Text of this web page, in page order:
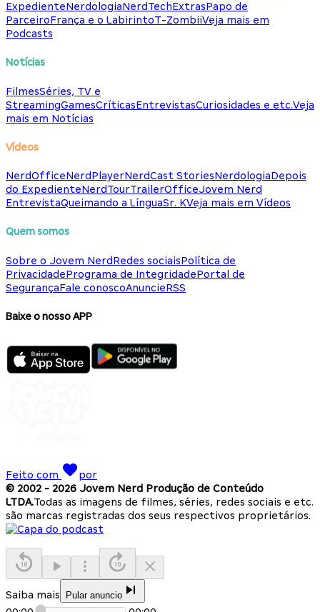
ExpedienteNerdologiaNerdTechExtrasPapo de
ParceiroFrança e o LabirintoT-ZombiiVeja mais em
Podcasts
Notícias
FilmesSéries, TV e
StreamingGamesCríticasEntrevistasCuriosidades e etc.Veja
mais em Notícias
Vídeos
NerdOfficeNerdPlayerNerdCast StoriesNerdologiaDepois
do ExpedienteNerdTourTrailerOfficeJovem Nerd
EntrevistaQueimando a LínguaSr. KVeja mais em Vídeos
Quem somos
Sobre o Jovem NerdRedes sociaisPolítica de
PrivacidadePrograma de IntegridadePortal de
SegurançaFale conoscoAnuncieRSS
Baixe o nosso APP
Feito com
por
© 2002 - 2026 Jovem Nerd Produção de Conteúdo
LTDA.Todas as imagens de filmes, séries, redes sociais e etc.
são marcas registradas dos seus respectivos proprietários.
Saiba mais Pular anuncio